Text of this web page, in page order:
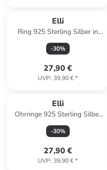
Elli
Ring 925 Sterling Silber in
Rosa
-30%
27,90 €
UVP: 39,90 €*
Elli
Ohrringe 925 Sterling Silber
Einhorn in Gold
-30%
27,90 €
UVP: 39,90 €*